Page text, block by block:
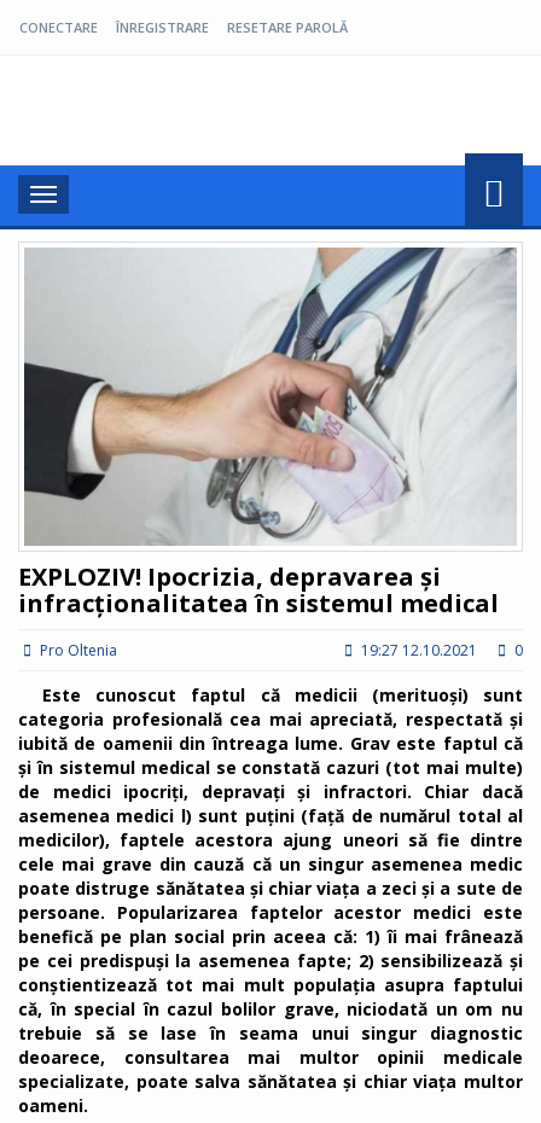
CONECTARE ÎNREGISTRARE RESETARE PAROLĂ
Toggle
navigation
EXPLOZIV! Ipocrizia, depravarea și
infracționalitatea în sistemul medical
Pro Oltenia 19:27 12.10.2021 0
Este cunoscut faptul că medicii (merituoși) sunt
categoria profesională cea mai apreciată, respectată și
iubită de oamenii din întreaga lume. Grav este faptul că
și în sistemul medical se constată cazuri (tot mai multe)
de medici ipocriți, depravați și infractori. Chiar dacă
asemenea medici l) sunt puțini (față de numărul total al
medicilor), faptele acestora ajung uneori să fie dintre
cele mai grave din cauză că un singur asemenea medic
poate distruge sănătatea și chiar viața a zeci și a sute de
persoane. Popularizarea faptelor acestor medici este
benefică pe plan social prin aceea că: 1) îi mai frânează
pe cei predispuși la asemenea fapte; 2) sensibilizează și
conștientizează tot mai mult populația asupra faptului
că, în special în cazul bolilor grave, niciodată un om nu
trebuie să se lase în seama unui singur diagnostic
deoarece, consultarea mai multor opinii medicale
specializate, poate salva sănătatea și chiar viața multor
oameni.